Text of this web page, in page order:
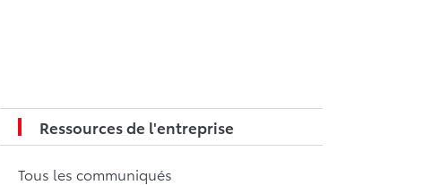
Ressources de l'entreprise
Tous les communiqués